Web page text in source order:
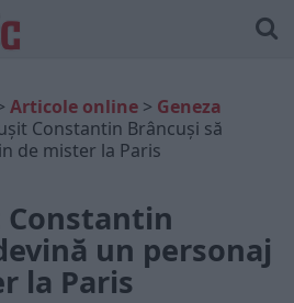
Articole online > Geneza
Constantin Brâncuși să
de mister la Paris
Constantin
un personaj
la Paris